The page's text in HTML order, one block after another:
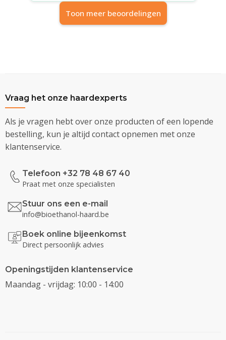
Toon meer beoordelingen
Vraag het onze haardexperts
Als je vragen hebt over onze producten of een lopende
bestelling, kun je altijd contact opnemen met onze
klantenservice.
Telefoon +32 78 48 67 40
Praat met onze specialisten
Stuur ons een e-mail
info@bioethanol-haard.be
Boek online bijeenkomst
Direct persoonlijk advies
Openingstijden klantenservice
Maandag - vrijdag: 10:00 - 14:00